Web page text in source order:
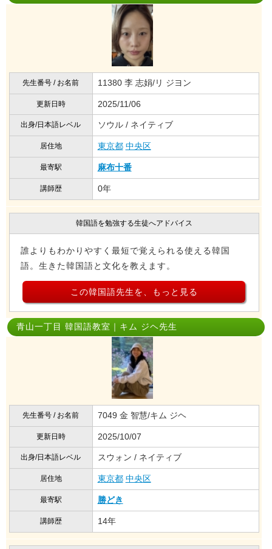
先生番号 / お名前 11380 李 志娟/リ ジヨン
更新日時 2025/11/06
出身/日本語レベル ソウル / ネイティブ
居住地 東京都 中央区
最寄駅 麻布十番
講師歴 0年
韓国語を勉強する生徒へアドバイス
誰よりもわかりやすく最短で覚えられる使える韓国
語。生きた韓国語と文化を教えます。
この韓国語先生を、もっと見る
青山一丁目 韓国語教室｜キム ジヘ先生
先生番号 / お名前 7049 金 智慧/キム ジヘ
更新日時 2025/10/07
出身/日本語レベル スウォン / ネイティブ
居住地 東京都 中央区
最寄駅 勝どき
講師歴 14年